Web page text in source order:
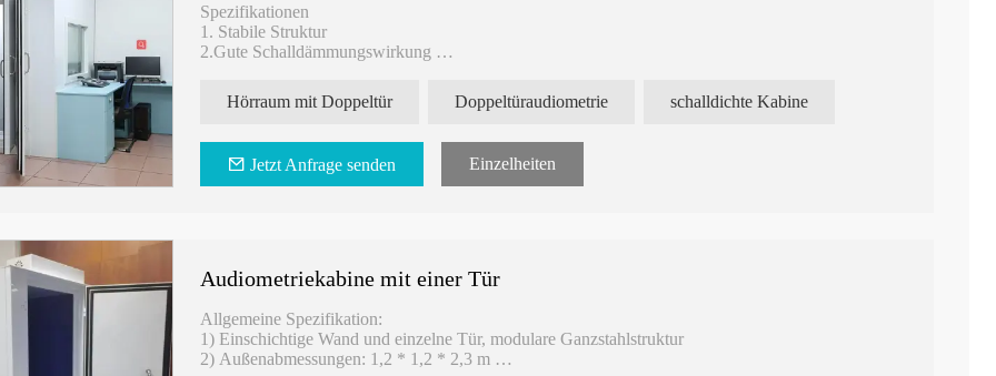
Spezifikationen
1. Stabile Struktur
2.Gute Schalldämmungswirkung
Hörraum mit Doppeltür
Doppeltüraudiometrie schalldichte Kabine
Jetzt Anfrage senden Einzelheiten
Audiometriekabine mit einer Tür
Allgemeine Spezifikation:
1) Einschichtige Wand und einzelne Tür, modulare Ganzstahlstruktur
2) Außenabmessungen: 1,2 * 1,2 * 2,3 m